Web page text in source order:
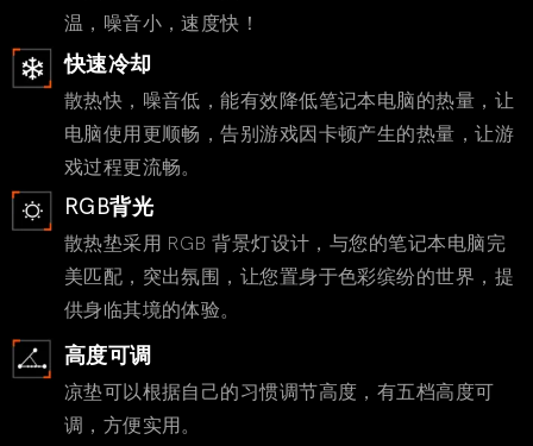
温，噪音小，速度快！
快速冷却
散热快，噪音低，能有效降低笔记本电脑的热量，让
电脑使用更顺畅，告别游戏因卡顿产生的热量，让游
戏过程更流畅。
RGB背光
散热垫采用 RGB 背景灯设计，与您的笔记本电脑完
美匹配，突出氛围，让您置身于色彩缤纷的世界，提
供身临其境的体验。
高度可调
凉垫可以根据自己的习惯调节高度，有五档高度可
调，方便实用。